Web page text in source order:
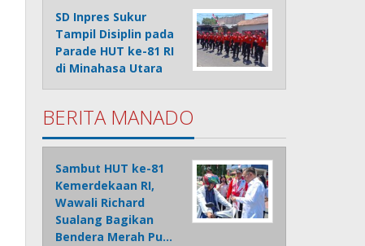
SD Inpres Sukur
Tampil Disiplin pada
Parade HUT ke-81 RI
di Minahasa Utara
BERITA MANADO
Sambut HUT ke-81
Kemerdekaan RI,
Wawali Richard
Sualang Bagikan
Bendera Merah Pu…